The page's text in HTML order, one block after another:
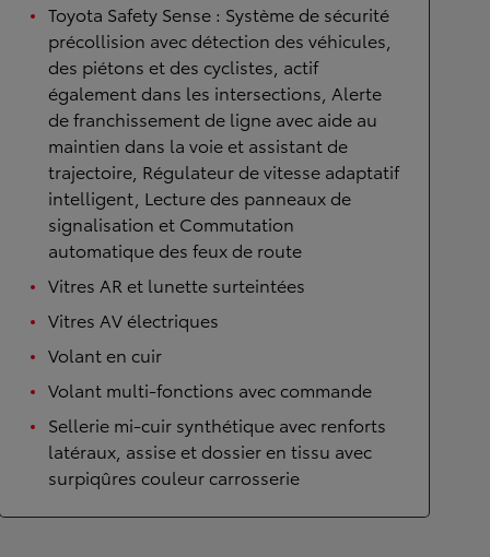
Toyota Safety Sense : Système de sécurité
précollision avec détection des véhicules,
des piétons et des cyclistes, actif
également dans les intersections, Alerte
de franchissement de ligne avec aide au
maintien dans la voie et assistant de
trajectoire, Régulateur de vitesse adaptatif
intelligent, Lecture des panneaux de
signalisation et Commutation
automatique des feux de route
Vitres AR et lunette surteintées
Vitres AV électriques
Volant en cuir
Volant multi-fonctions avec commande
Sellerie mi-cuir synthétique avec renforts
latéraux, assise et dossier en tissu avec
surpiqûres couleur carrosserie